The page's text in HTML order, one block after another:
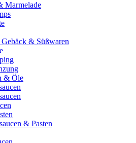
Marmelade
& Süßwaren
& Öle
& Pasten